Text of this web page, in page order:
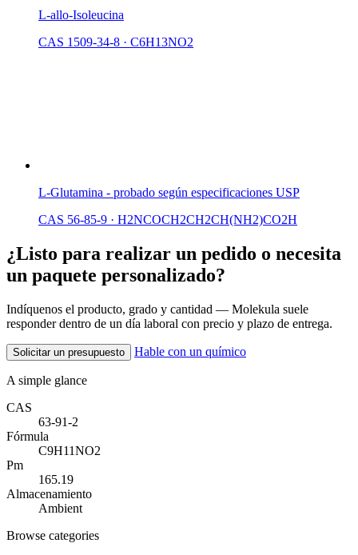
L-allo-Isoleucina
CAS 1509-34-8 · C6H13NO2
L-Glutamina - probado según especificaciones USP
CAS 56-85-9 · H2NCOCH2CH2CH(NH2)CO2H
¿Listo para realizar un pedido o necesita
un paquete personalizado?
Indíquenos el producto, grado y cantidad — Molekula suele
responder dentro de un día laboral con precio y plazo de entrega.
Solicitar un presupuesto Hable con un químico
A simple glance
CAS
63-91-2
Fórmula
C9H11NO2
Pm
165.19
Almacenamiento
Ambient
Browse categories